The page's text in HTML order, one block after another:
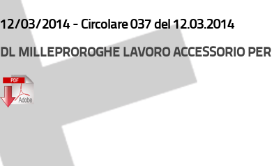
12/03/2014 - Circolare 037 del 12.03.2014
DL MILLEPROROGHE LAVORO ACCESSORIO PER